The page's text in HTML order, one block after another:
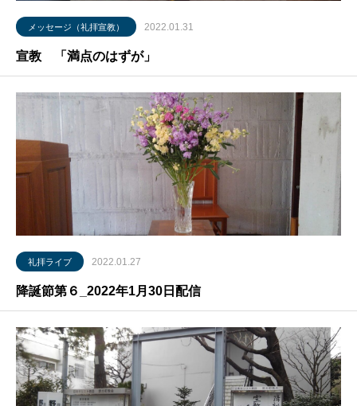
メッセージ（礼拝宣教） 2022.01.31
宣教 「満点のはずが」
礼拝ライブ 2022.01.27
降誕節第６_2022年1月30日配信